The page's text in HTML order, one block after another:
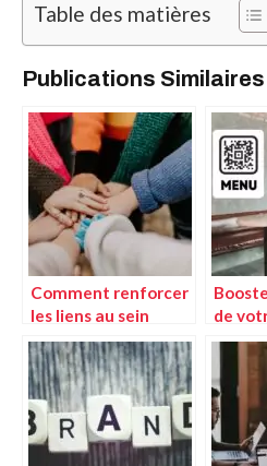
Table des matières
Publications Similaires
Comment renforcer
les liens au sein
d’une entreprise ?
de
avec